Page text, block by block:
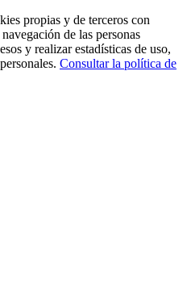
propias y de terceros con
de las personas
y realizar estadísticas de uso,
Consultar la política de